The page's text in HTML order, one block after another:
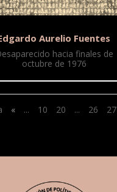
Aurelio Fuentes
hacia finales de
octubre de 1976
« ... 10 20 ... 26 27